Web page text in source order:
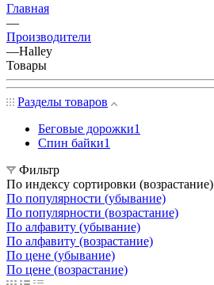
Главная
—
Производители
—Halley
Товары
Разделы товаров
Беговые дорожки1
Спин байки1
Фильтр
По индексу сортировки (возрастание)
По популярности (убывание)
По популярности (возрастание)
По алфавиту (убывание)
По алфавиту (возрастание)
По цене (убывание)
По цене (возрастание)